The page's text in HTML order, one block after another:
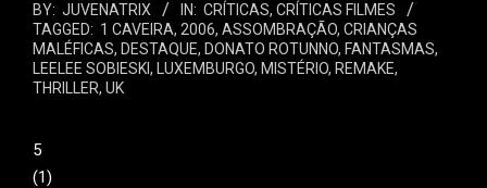
BY: JUVENATRIX IN: CRÍTICAS, CRÍTICAS FILMES
TAGGED: 1 CAVEIRA, 2006, ASSOMBRAÇÃO, CRIANÇAS
MALÉFICAS, DESTAQUE, DONATO ROTUNNO, FANTASMAS,
LEELEE SOBIESKI, LUXEMBURGO, MISTÉRIO, REMAKE,
THRILLER, UK
5
(1)